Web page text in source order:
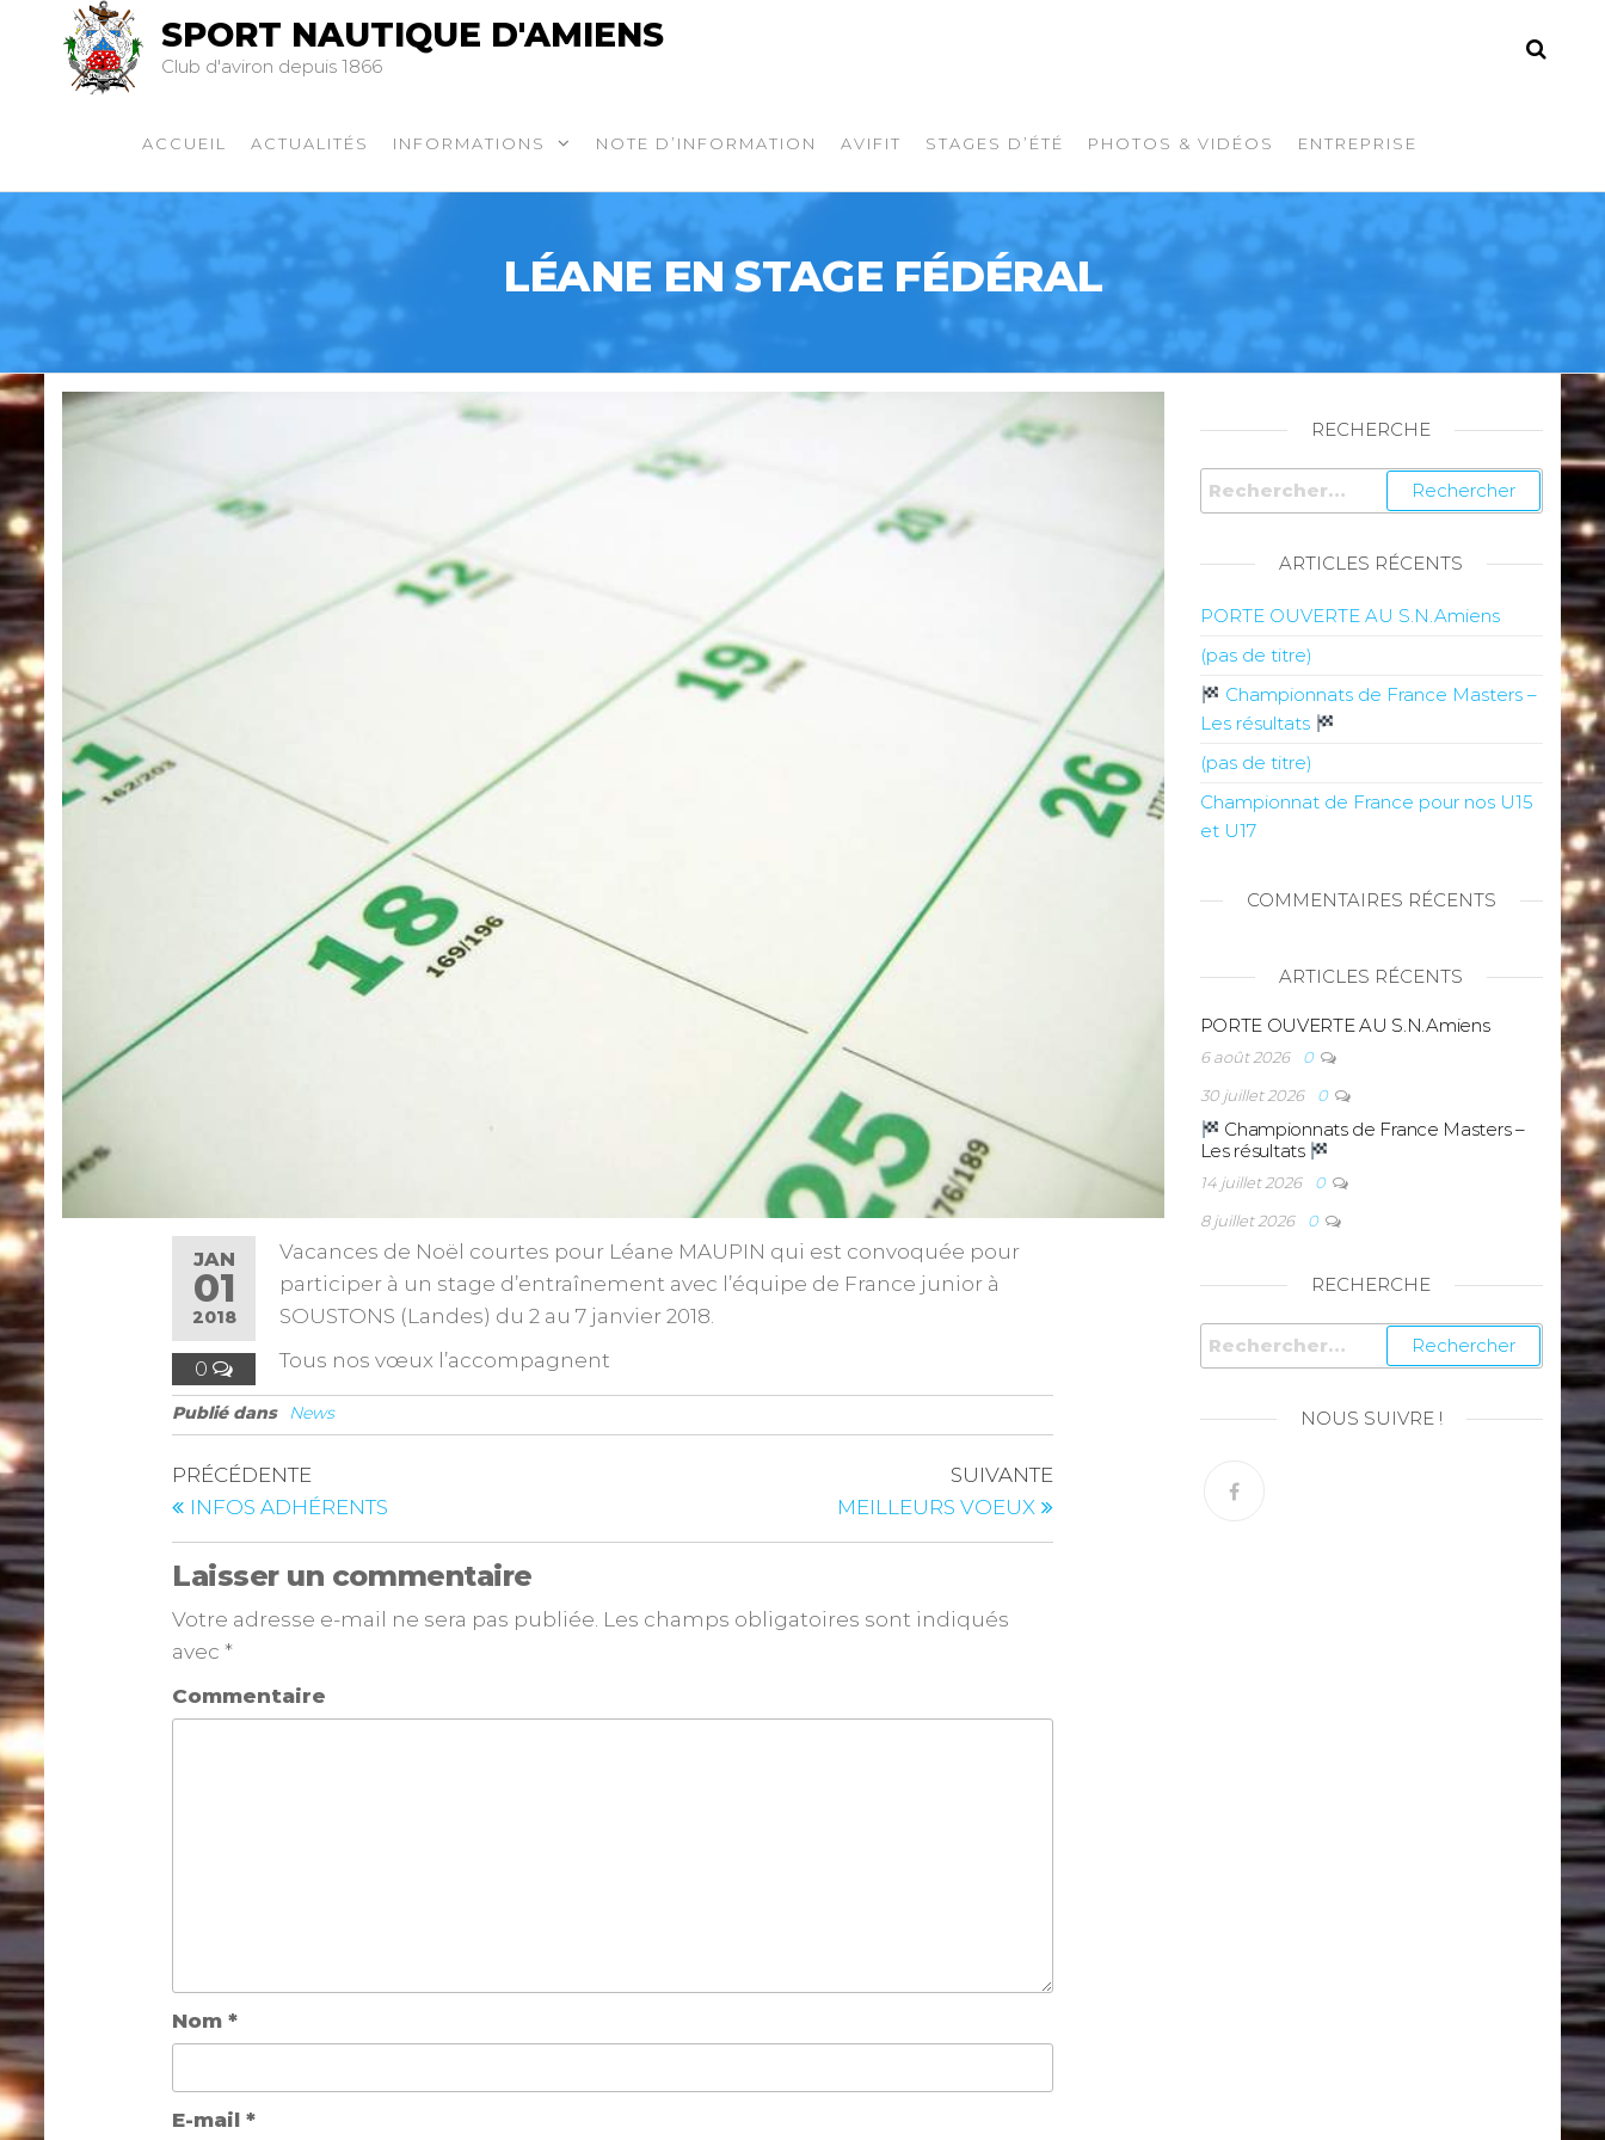
SPORT NAUTIQUE D'AMIENS
Club d'aviron depuis 1866
ACCUEIL ACTUALITÉS INFORMATIONS NOTE D’INFORMATION AVIFIT STAGES D’ÉTÉ PHOTOS & VIDÉOS ENTREPRISE
LÉANE EN STAGE FÉDÉRAL
JAN
01
2018
0
Vacances de Noël courtes pour Léane MAUPIN qui est convoquée pour
participer à un stage d’entraînement avec l’équipe de France junior à
SOUSTONS (Landes) du 2 au 7 janvier 2018.
Tous nos vœux l’accompagnent
Publié dans News
PRÉCÉDENTE
INFOS ADHÉRENTS
SUIVANTE
MEILLEURS VOEUX
Laisser un commentaire
Votre adresse e-mail ne sera pas publiée. Les champs obligatoires sont indiqués
avec*
Commentaire
Nom*
E-mail*
RECHERCHE
ARTICLES RÉCENTS
PORTE OUVERTE AU S.N.Amiens
(pas de titre)
Championnats de France Masters –
Les résultats
(pas de titre)
Championnat de France pour nos U15
et U17
COMMENTAIRES RÉCENTS
ARTICLES RÉCENTS
PORTE OUVERTE AU S.N.Amiens
6 août 2026
0
30 juillet 2026
0
Championnats de France Masters –
Les résultats
14 juillet 2026
0
8 juillet 2026
0
RECHERCHE
NOUS SUIVRE !